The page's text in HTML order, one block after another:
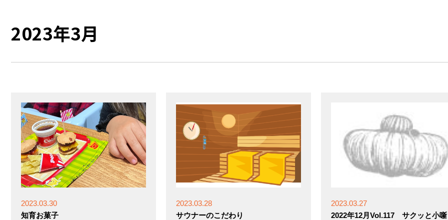
2023年3月
2023.03.30
知育お菓子
2023.03.28
サウナーのこだわり
2023.03.27
2022年12月Vol.117 サクッと小噺